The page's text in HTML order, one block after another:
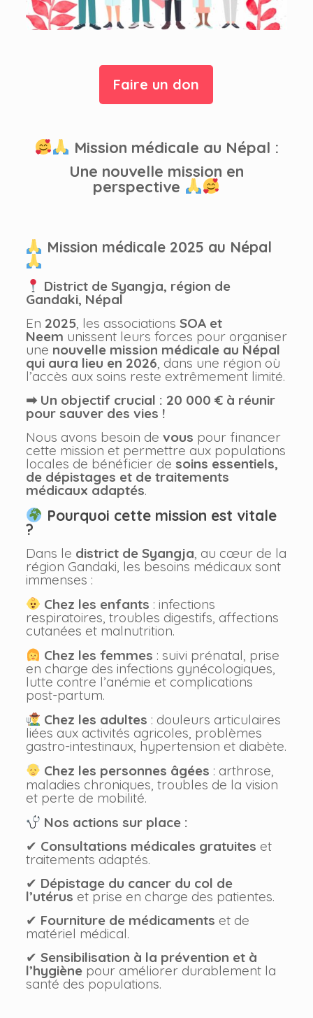
Faire un don
Mission médicale au Népal :
Une nouvelle mission en
perspective
Mission médicale 2025 au Népal
District de Syangja, région de
Gandaki, Népal
En 2025, les associations SOA et
Neem unissent leurs forces pour organiser
une nouvelle mission médicale au Népal
qui aura lieu en 2026, dans une région où
l’accès aux soins reste extrêmement limité.
➡ Un objectif crucial : 20 000 € à réunir
pour sauver des vies !
Nous avons besoin de vous pour financer
cette mission et permettre aux populations
locales de bénéficier de soins essentiels,
de dépistages et de traitements
médicaux adaptés.
Pourquoi cette mission est vitale
?
Dans le district de Syangja, au cœur de la
région Gandaki, les besoins médicaux sont
immenses :
Chez les enfants : infections
respiratoires, troubles digestifs, affections
cutanées et malnutrition.
Chez les femmes : suivi prénatal, prise
en charge des infections gynécologiques,
lutte contre l’anémie et complications
post-partum.
Chez les adultes : douleurs articulaires
liées aux activités agricoles, problèmes
gastro-intestinaux, hypertension et diabète.
Chez les personnes âgées : arthrose,
maladies chroniques, troubles de la vision
et perte de mobilité.
Nos actions sur place :
✔ Consultations médicales gratuites et
traitements adaptés.
✔ Dépistage du cancer du col de
l’utérus et prise en charge des patientes.
✔ Fourniture de médicaments et de
matériel médical.
✔ Sensibilisation à la prévention et à
l’hygiènepour améliorer durablement la
santé des populations.